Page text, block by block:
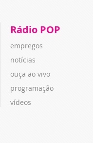
Rádio POP
empregos
notícias
ouça ao vivo
programação
vídeos